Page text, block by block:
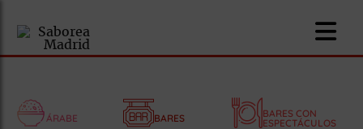
ÁRABE BARES
BARES CON
ESPECTÁCULOS